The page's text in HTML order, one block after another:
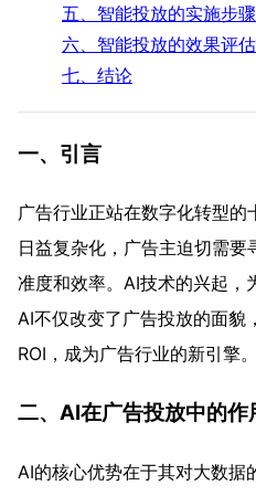
五、智能投放的实施步骤
六、智能投放的效果评
七、结论
一、引言
广告行业正站在数字化转型
日益复杂化，广告主迫切需
准度和效率。AI技术的兴起，
AI不仅改变了广告投放的面貌
ROI，成为广告行业的新引擎。
二、AI在广告投放中的作
AI的核心优势在于其对大数据